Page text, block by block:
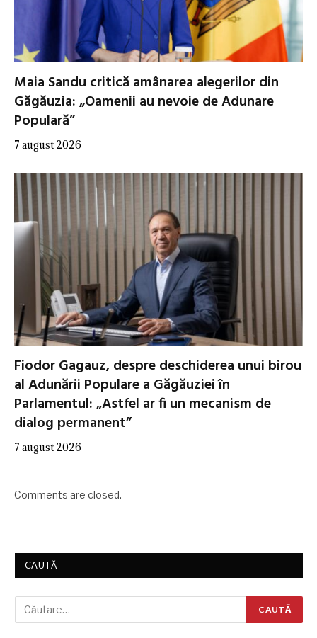
Maia Sandu critică amânarea alegerilor din
Găgăuzia: „Oamenii au nevoie de Adunare
Populară”
7 august 2026
Fiodor Gagauz, despre deschiderea unui birou
al Adunării Populare a Găgăuziei în
Parlamentul: „Astfel ar fi un mecanism de
dialog permanent”
7 august 2026
Comments are closed.
CAUTĂ